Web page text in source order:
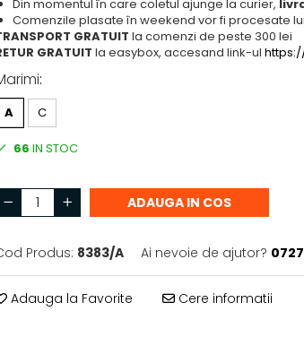
Din momentul în care coletul ajunge la curier,
Comenzile plasate în weekend vor fi procesate
GRATUIT la comenzi de peste 300 lei
GRATUIT la easybox, accesand link-ul
:
A C
66 IN STOC
ADAUGA IN COS
Produs: 8383/A Ai nevoie de ajutor?
Adauga la Favorite Cere informatii